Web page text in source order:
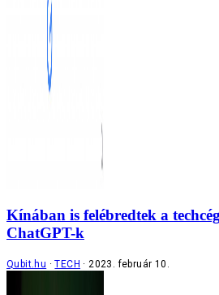
Kínában is felébredtek a
ChatGPT-k
Qubit.hu TECH 2023. február 10.